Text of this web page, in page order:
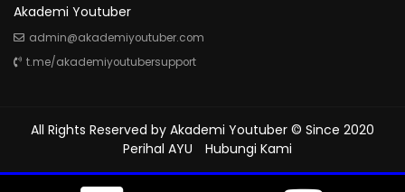
Akademi Youtuber
admin@akademiyoutuber.com
t.me/akademiyoutubersupport
All Rights Reserved by Akademi Youtuber © Since 2020
Perihal AYU
Hubungi Kami